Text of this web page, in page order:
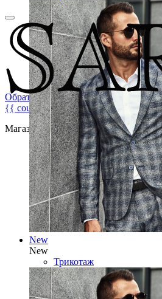
Обратная связь
{{ count }}
Магазин брендовой мужской одежды
New
New
Трикотаж